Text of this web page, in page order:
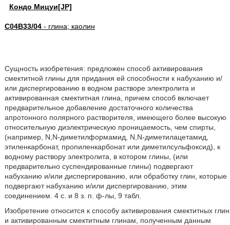
Кондо Мицуи[JP]
C04B33/04- глина; каолин
Сущность изобретения: предложен способ активирования
смектитной глины для придания ей способности к набуханию и/
или диспергированию в водном растворе электролита и
активированная смектитная глина, причем способ включает
предварительное добавление достаточного количества
апротонного полярного растворителя, имеющего более высокую
относительную диэлектрическую проницаемость, чем спирты,
(например, N,N-диметилформамид, N,N-диметилацетамид,
этиленкарбонат, пропиленкарбонат или диметилсульфоксид), к
водному раствору электролита, в котором глины, (или
предварительно суспендированные глины) подвергают
набуханию и/или диспергированию, или обработку глин, которые
подвергают набуханию и/или диспергированию, этим
соединением. 4 с. и 8 з. п. ф-лы, 9 табл.
Изобретение относится к способу активирования смектитных глин
и активированным смектитным глинам, полученным данным